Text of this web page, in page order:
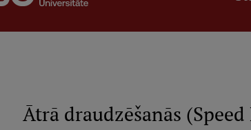
Ātrā draudzēšanās